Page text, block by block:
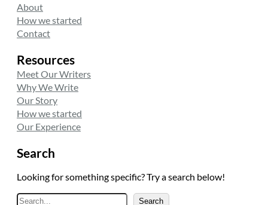
About
How we started
Contact
Resources
Meet Our Writers
Why We Write
Our Story
How we started
Our Experience
Search
Looking for something specific? Try a search below!
ASearch